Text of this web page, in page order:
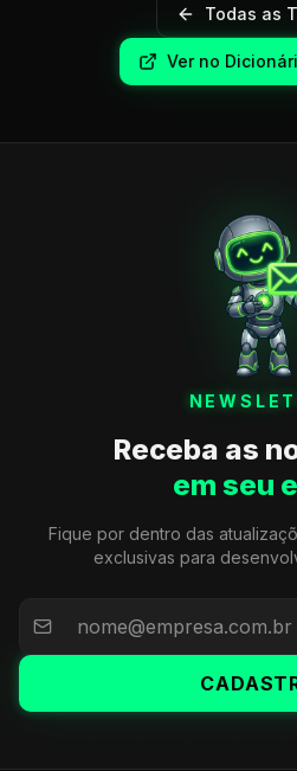
Todas as
Ver no
Receba as
em seu
Fique por dentro das
exclusivas para